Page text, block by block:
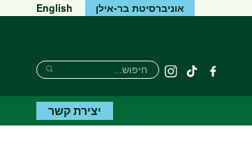
אוניברסיטת בר-אילן English
פייסבוקtiktok
Instagram
חיפוש
חיפוש
חיפוש
יצירת קשר